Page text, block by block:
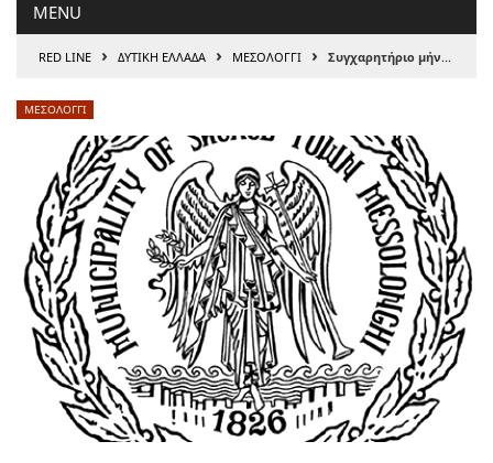
MENU
RED LINE › ΔΥΤΙΚΗ ΕΛΛΑΔΑ › ΜΕΣΟΛΟΓΓΙ › Συγχαρητήριο μήνυμα Δημάρχου Ιερής Πόλης Μεσολογγίου για τις σημαντικές διακρίσεις του Ναυτικού Ομίλου Μεσολογγίου και των αθλητών του στο 10ο Πανελλήνιο Πρωτάθλημα Κανόε-Καγιάκ
ΜΕΣΟΛΟΓΓΙ